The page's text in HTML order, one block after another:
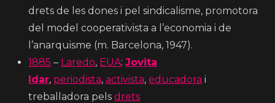
drets de les dones i pel sindicalisme, promotora
del model cooperativista a l’economia i de
l’anarquisme (m. Barcelona, 1947).
1885 – Laredo, EUA:Jovita
Idar, periodista,activista,educadora i
treballadora pelsdrets